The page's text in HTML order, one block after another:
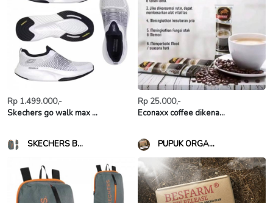
Rp 1.499.000,-
Skechers go walk max ...
Rp 25.000,-
Econaxx coffee dikena...
SKECHERS B... PUPUK ORGA...